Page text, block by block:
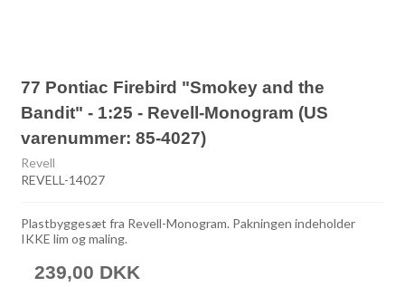
77 Pontiac Firebird "Smokey and the
Bandit" - 1:25 - Revell-Monogram (US
varenummer: 85-4027)
Revell
REVELL-14027
Plastbyggesæt fra Revell-Monogram. Pakningen indeholder
IKKE lim og maling.
239,00 DKK